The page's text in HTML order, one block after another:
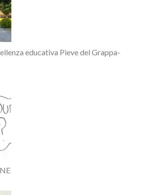
educativa Pieve del Grappa-